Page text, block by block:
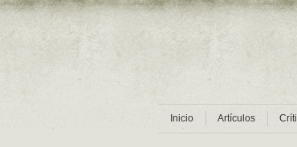
Inicio Artículos